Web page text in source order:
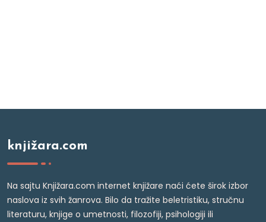
knjižara.com
Na sajtu Knjižara.com internet knjižare naći ćete širok izbor
naslova iz svih žanrova. Bilo da tražite beletristiku, stručnu
literaturu, knjige o umetnosti, filozofiji, psihologiji ili